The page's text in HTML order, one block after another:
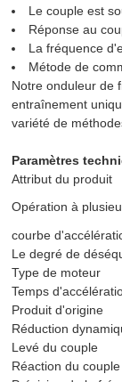
Le couple est
Réponse au
La fréquence
Métode de
Notre onduleur de
entraînement
variété de
Paramètres
Attribut du produit
Opération à
courbe
Le degré de
Type de moteur
Temps
Produit d'origine
Réduction
Levé du couple
Réaction du couple